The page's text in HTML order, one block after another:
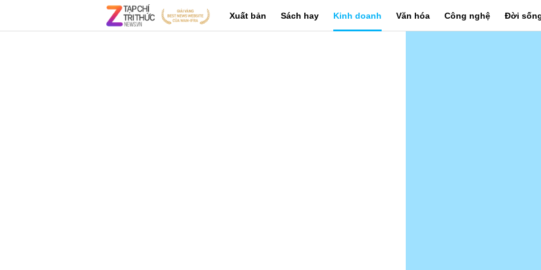
Xuất bản Sách hay Kinh doanh Văn hóa Công nghệ Đời